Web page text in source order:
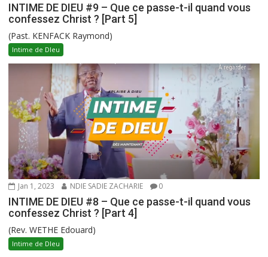
INTIME DE DIEU #9 – Que ce passe-t-il quand vous
confessez Christ ? [Part 5]
(Past. KENFACK Raymond)
Intime de DIeu
Jan 1, 2023 NDIE SADIE ZACHARIE 0
INTIME DE DIEU #8 – Que ce passe-t-il quand vous
confessez Christ ? [Part 4]
(Rev. WETHE Edouard)
Intime de DIeu